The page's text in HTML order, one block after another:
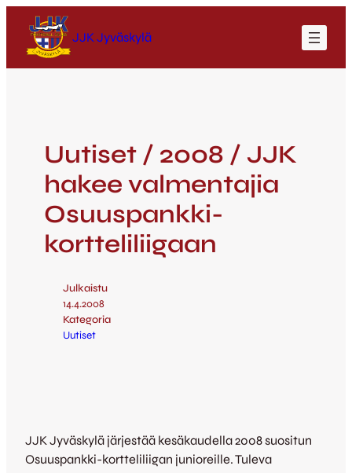
JJK Jyväskylä
Uutiset / 2008 / JJK
hakee valmentajia
Osuuspankki-
kortteliliigaan
Julkaistu
14.4.2008
Kategoria
Uutiset
JJK Jyväskylä järjestää kesäkaudella 2008 suositun
Osuuspankki-kortteliliigan junioreille. Tuleva